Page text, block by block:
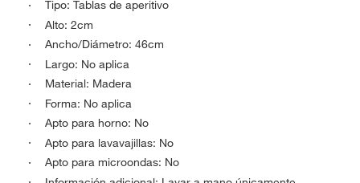
Tipo: Tablas de aperitivo
Alto: 2cm
Ancho/Diámetro: 46cm
Largo: No aplica
Material: Madera
Forma: No aplica
Apto para horno: No
Apto para lavavajillas: No
Apto para microondas: No